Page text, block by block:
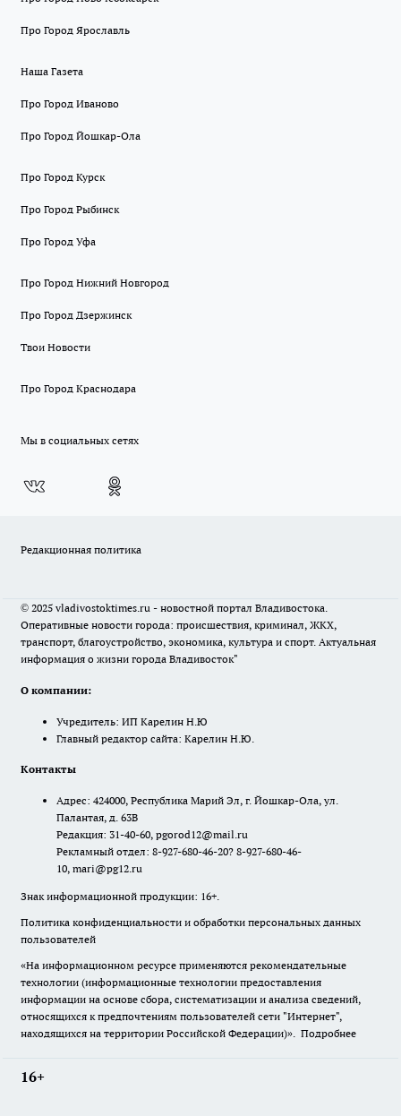
Про Город Ярославль
Наша Газета
Про Город Иваново
Про Город Йошкар-Ола
Про Город Курск
Про Город Рыбинск
Про Город Уфа
Про Город Нижний Новгород
Про Город Дзержинск
Твои Новости
Про Город Краснодара
Мы в социальных сетях
Редакционная политика
© 2025 vladivostoktimes.ru - новостной портал Владивостока.
Оперативные новости города: происшествия, криминал, ЖКХ,
транспорт, благоустройство, экономика, культура и спорт. Актуальная
информация о жизни города Владивосток"
О компании:
Учредитель: ИП Карелин Н.Ю
Главный редактор сайта: Карелин Н.Ю.
Контакты
Адрес: 424000, Республика Марий Эл, г. Йошкар-Ола, ул.
Палантая, д. 63В
Редакция: 31-40-60, pgorod12@mail.ru
Рекламный отдел: 8-927-680-46-20? 8-927-680-46-
10, mari@pg12.ru
Знак информационной продукции: 16+.
Политика конфиденциальности и обработки персональных данных
пользователей
«На информационном ресурсе применяются рекомендательные
технологии (информационные технологии предоставления
информации на основе сбора, систематизации и анализа сведений,
относящихся к предпочтениям пользователей сети "Интернет",
находящихся на территории Российской Федерации)». Подробнее
16+